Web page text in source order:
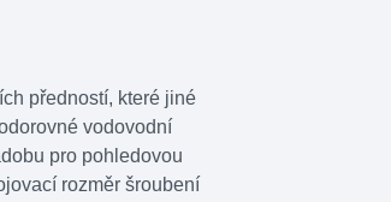
předností, které jiné
vodovodní
pro pohledovou
rozměr šroubení